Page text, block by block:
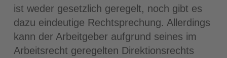
ist weder gesetzlich geregelt, noch gibt es
dazu eindeutige Rechtsprechung. Allerdings
kann der Arbeitgeber aufgrund seines im
Arbeitsrecht geregelten Direktionsrechts